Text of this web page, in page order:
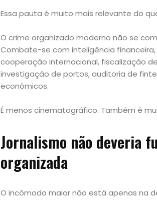
Essa pauta é muito mais relevante do
O crime organizado moderno não se
Combate-se com inteligência
cooperação internacional, fiscalização
investigação de portos, auditoria de
econômicos.
É menos cinematográfico. Também é
Jornalismo não deveria
organizada
O incômodo maior não está apenas na